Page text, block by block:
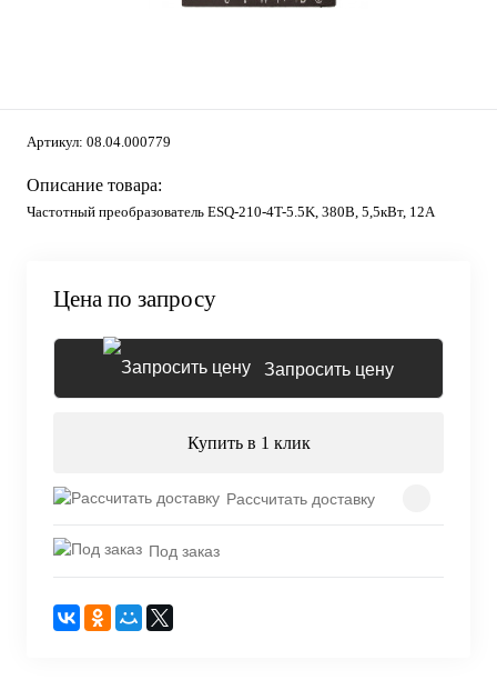
Артикул: 08.04.000779
Описание товара:
Частотный преобразователь ESQ-210-4T-5.5K, 380В, 5,5кВт, 12А
Цена по запросу
Запросить цену
Купить в 1 клик
Рассчитать доставку
Под заказ